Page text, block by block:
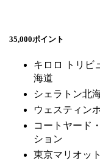
35,000ポイント
キロロ トリビ
海道
シェラトン北
ウェスティン
コートヤード
ション
東京マリオッ